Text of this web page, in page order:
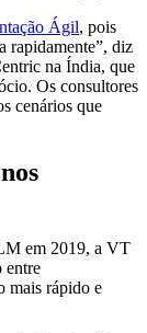
Ágil, pois
rapidamente”, diz
na Índia, que
Os consultores
cenários que
em 2019, a VT
entre
mais rápido e